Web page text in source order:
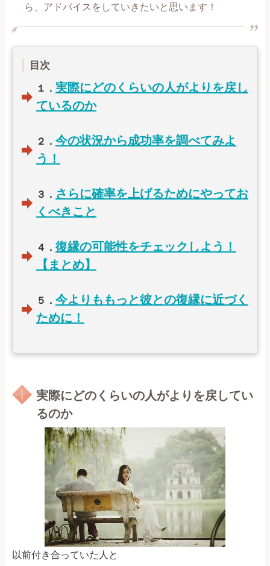
【長続き編】記事一覧
【喧嘩、倦怠期編】記事一覧
【復縁編】記事一覧
【遠距離、ネット恋愛編】記事一覧
【誰にも言えない恋愛編】記事一覧
【職場恋愛編】記事一覧
ら、アドバイスをしていきたいと思います！
目次
１． 実際にどのくらいの人がよりを戻し
ているのか
２． 今の状況から成功率を調べてみよ
う！
３． さらに確率を上げるためにやってお
くべきこと
４． 復縁の可能性をチェックしよう！
【まとめ】
５． 今よりももっと彼との復縁に近づく
ために！
実際にどのくらいの人がよりを戻してい
るのか
以前付き合っていた人と